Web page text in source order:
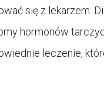
się z lekarzem.
hormonów
leczenie,